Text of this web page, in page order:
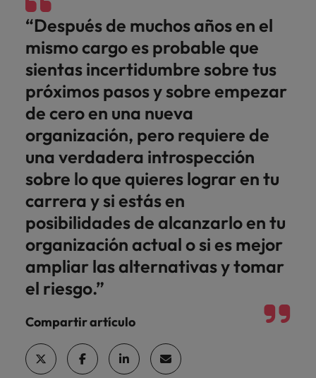
“Después de muchos años en el
mismo cargo es probable que
sientas incertidumbre sobre tus
próximos pasos y sobre empezar
de cero en una nueva
organización, pero requiere de
una verdadera introspección
sobre lo que quieres lograr en tu
carrera y si estás en
posibilidades de alcanzarlo en tu
organización actual o si es mejor
ampliar las alternativas y tomar
el riesgo.”
Compartir artículo